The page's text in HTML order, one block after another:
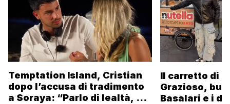
Temptation Island, Cristian
dopo l’accusa di tradimento
a Soraya: “Parlo di lealtà, ma
Il carretto di
Grazioso,
Basalari e i